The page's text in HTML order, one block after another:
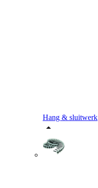
Hang & sluitwerk